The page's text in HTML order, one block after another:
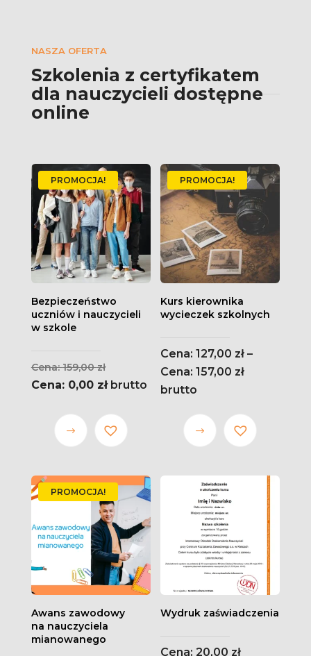
NASZA OFERTA
Szkolenia z certyfikatem
dla nauczycieli dostępne
online
PROMOCJA!
Bezpieczeństwo
uczniów i nauczycieli
w szkole
159,00złPierwotna
cena
159,00 zł.
0,00 złAktualna
wynosi:
0,00 zł.
brutto
Ten
produkt
wariantów.
Opcje
można
wybrać
na stronie
produktu
PROMOCJA!
Kurs kierownika
wycieczek szkolnych
127,00 zł –
157,00 złZakres
do 157,00 zł
brutto
Ten
produkt
wariantów.
Opcje
można
wybrać
na stronie
produktu
PROMOCJA!
Awans zawodowy
na nauczyciela
mianowanego
Wydruk zaświadczenia
20,00 zł